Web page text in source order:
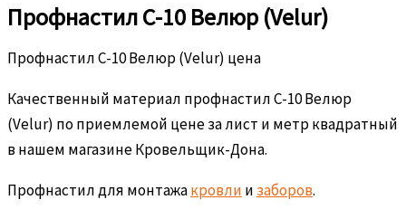
Профнастил С-10 Велюр (Velur)
Профнастил С-10 Велюр (Velur) цена
Качественный материал профнастил С-10 Велюр
(Velur) по приемлемой цене за лист и метр квадратный
в нашем магазине Кровельщик-Дона.
Профнастил для монтажакровли и заборов.